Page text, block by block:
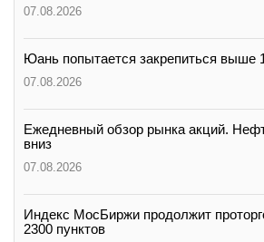
07.08.2026
Юань попытается закрепиться выше
07.08.2026
Ежедневный обзор рынка акций.
вниз
07.08.2026
Индекс МосБиржи продолжит
2300 пунктов